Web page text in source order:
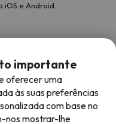
iOS e Android.
importante
oferecer uma
às suas preferências
com base no
nos mostrar-lhe